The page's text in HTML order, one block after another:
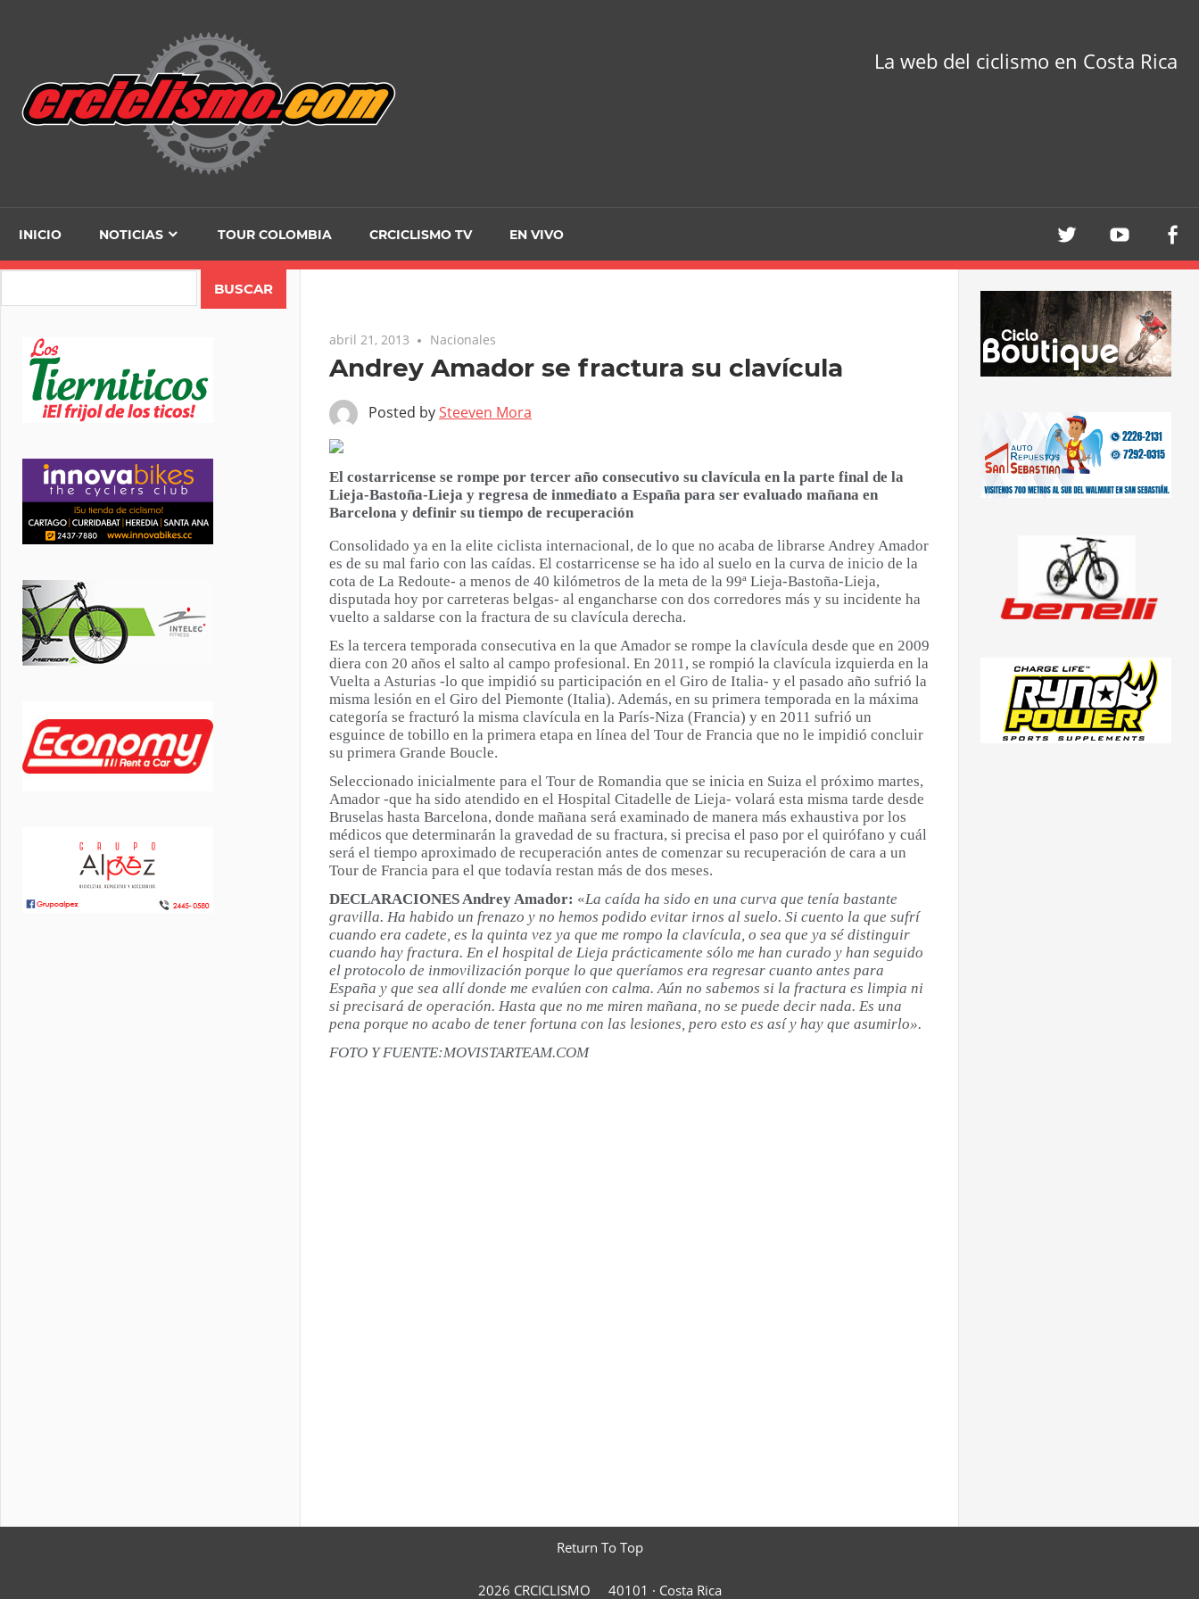
La web del ciclismo en Costa Rica
INICIO NOTICIAS TOUR COLOMBIA CRCICLISMO TV EN VIVO
abril 21, 2013 Nacionales
Andrey Amador se fractura su clavícula
Posted bySteeven Mora
El costarricense se rompe por tercer año consecutivo su clavícula en la parte final de la
Lieja-Bastoña-Lieja y regresa de inmediato a España para ser evaluado mañana en
Barcelona y definir su tiempo de recuperación
Consolidado ya en la elite ciclista internacional, de lo que no acaba de librarse Andrey Amador
es de su mal fario con las caídas. El costarricense se ha ido al suelo en la curva de inicio de la
cota de La Redoute- a menos de 40 kilómetros de la meta de la 99ª Lieja-Bastoña-Lieja,
disputada hoy por carreteras belgas- al engancharse con dos corredores más y su incidente ha
vuelto a saldarse con la fractura de su clavícula derecha.
Es la tercera temporada consecutiva en la que Amador se rompe la clavícula desde que en 2009
diera con 20 años el salto al campo profesional. En 2011, se rompió la clavícula izquierda en la
Vuelta a Asturias -lo que impidió su participación en el Giro de Italia- y el pasado año sufrió la
misma lesión en el Giro del Piemonte (Italia). Además, en su primera temporada en la máxima
categoría se fracturó la misma clavícula en la París-Niza (Francia) y en 2011 sufrió un
esguince de tobillo en la primera etapa en línea del Tour de Francia que no le impidió concluir
su primera Grande Boucle.
Seleccionado inicialmente para el Tour de Romandia que se inicia en Suiza el próximo martes,
Amador -que ha sido atendido en el Hospital Citadelle de Lieja- volará esta misma tarde desde
Bruselas hasta Barcelona, donde mañana será examinado de manera más exhaustiva por los
médicos que determinarán la gravedad de su fractura, si precisa el paso por el quirófano y cuál
será el tiempo aproximado de recuperación antes de comenzar su recuperación de cara a un
Tour de Francia para el que todavía restan más de dos meses.
DECLARACIONES Andrey Amador: «La caída ha sido en una curva que tenía bastante
gravilla. Ha habido un frenazo y no hemos podido evitar irnos al suelo. Si cuento la que sufrí
cuando era cadete, es la quinta vez ya que me rompo la clavícula, o sea que ya sé distinguir
cuando hay fractura. En el hospital de Lieja prácticamente sólo me han curado y han seguido
el protocolo de inmovilización porque lo que queríamos era regresar cuanto antes para
España y que sea allí donde me evalúen con calma. Aún no sabemos si la fractura es limpia ni
si precisará de operación. Hasta que no me miren mañana, no se puede decir nada. Es una
pena porque no acabo de tener fortuna con las lesiones, pero esto es así y hay que asumirlo».
FOTO Y FUENTE:MOVISTARTEAM.COM
Return To Top
2026 CRCICLISMO 40101 · Costa Rica